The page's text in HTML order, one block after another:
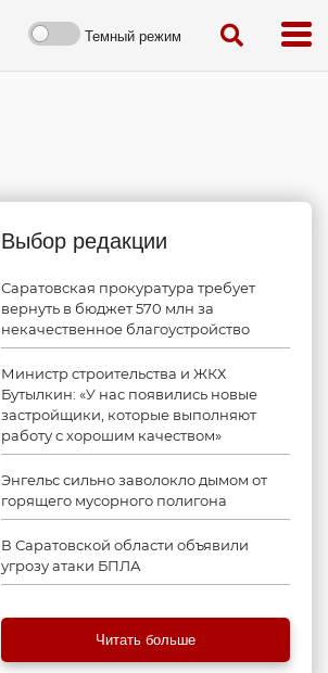
Темный режим
Выбор редакции
Саратовская прокуратура требует
вернуть в бюджет 570 млн за
некачественное благоустройство
Министр строительства и ЖКХ
Бутылкин: «У нас появились новые
застройщики, которые выполняют
работу с хорошим качеством»
Энгельс сильно заволокло дымом от
горящего мусорного полигона
В Саратовской области объявили
угрозу атаки БПЛА
Читать больше